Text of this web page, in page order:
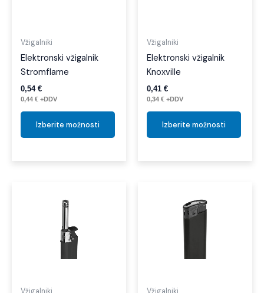
Vžigalniki
Elektronski vžigalnik
Stromflame
0,54 €
0,44 € +DDV
Izberite možnosti
izbereteVžigalniki
Elektronski vžigalnik
Knoxville
0,41 €
0,34 € +DDV
Izberite možnosti
izberete